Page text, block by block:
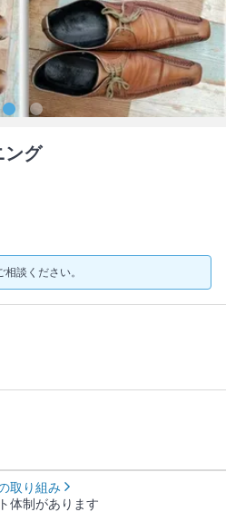
ング
談ください。
取り組み
体制があります